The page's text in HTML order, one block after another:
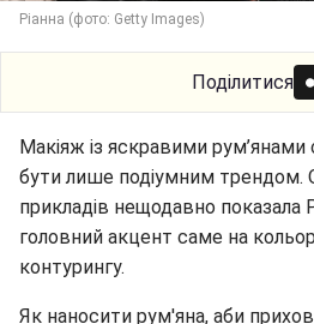
Ріанна (фото: Getty Images)
Поділитися
Макіяж із яскравими
бути лише подіумним трендом.
прикладів нещодавно показала
головний акцент саме на
контурингу.
Як наносити рум'яна, аби